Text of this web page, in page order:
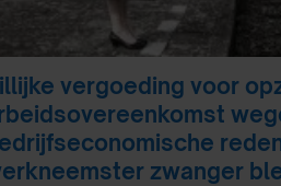
vergoeding voor
zwanger